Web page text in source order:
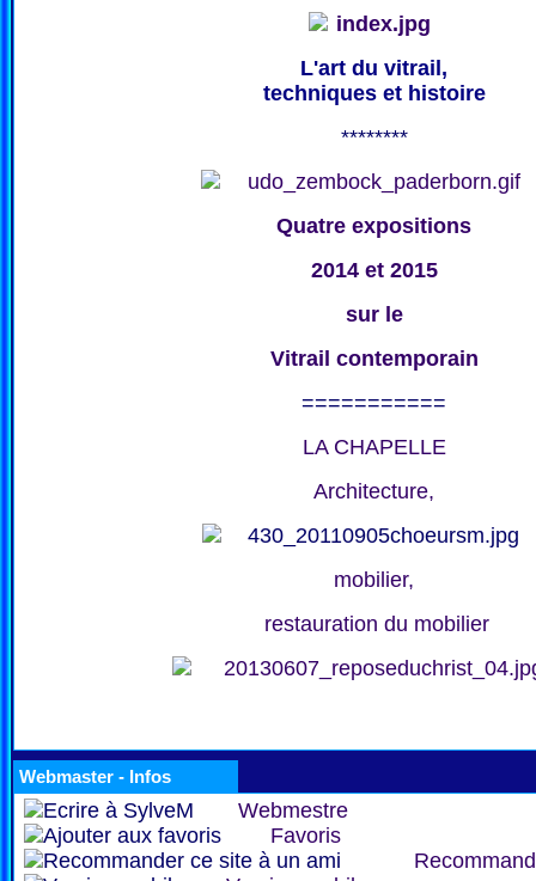
L'art du vitrail,
techniques et histoire
********
Quatre expositions
2014 et 2015
sur le
Vitrail contemporain
===========
LA CHAPELLE
Architecture,
mobilier,
restauration du mobilier
Webmaster - Infos
Webmestre
Favoris